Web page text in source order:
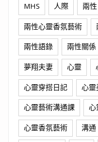
MHS 人際 兩性
兩性心靈香氛藝術
兩性語錄 兩性關係
夢翔夫妻 心靈
心靈穿搭日記 心靈
心靈藝術溝通課 心
心靈香氛藝術 溝通